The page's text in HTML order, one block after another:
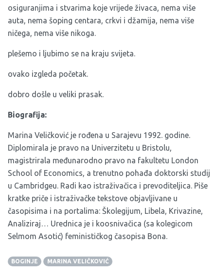
osiguranjima i stvarima koje vrijede živaca, nema više
auta, nema šoping centara, crkvi i džamija, nema više
ničega, nema više nikoga.
plešemo i ljubimo se na kraju svijeta.
ovako izgleda početak.
dobro došle u veliki prasak.
Biografija:
Marina Veličković je rođena u Sarajevu 1992. godine.
Diplomirala je pravo na Univerzitetu u Bristolu,
magistrirala međunarodno pravo na fakultetu London
School of Economics, a trenutno pohađa doktorski studij
u Cambridgeu. Radi kao istraživačica i prevoditeljica. Piše
kratke priče i istraživačke tekstove objavljivane u
časopisima i na portalima: Školegijum, Libela, Krivazine,
Analiziraj… Urednica je i koosnivačica (sa kolegicom
Selmom Asotić) feminističkog časopisa Bona.
BOGINJE MARINA VELIČKOVIĆ